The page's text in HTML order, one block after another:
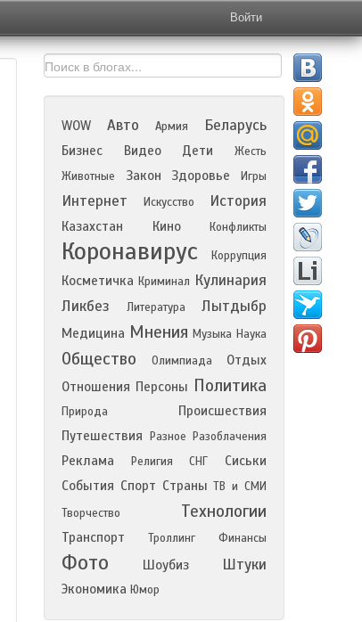
Войти
WOW Авто Армия Беларусь
Бизнес Видео Дети
Жесть
Животные
Закон Здоровье Игры
Интернет Искусство История
Казахстан Кино Конфликты
Коронавирус Коррупция
Косметичка Криминал Кулинария
Ликбез
Литература Лытдыбр
Медицина Мнения Музыка Наука
Общество Олимпиада
Отдых
Отношения Персоны Политика
Природа
Происшествия
Путешествия
Разное Разоблачения
Реклама Религия СНГ
Сиськи
События Спорт Страны ТВ и СМИ
Творчество
Технологии
Транспорт Троллинг Финансы
Фото Шоубиз Штуки
Экономика Юмор